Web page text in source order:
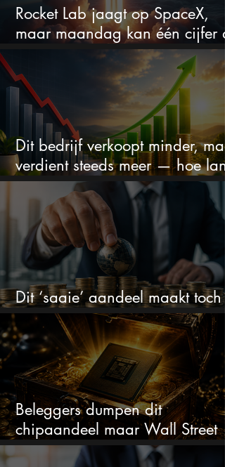
Rocket Lab jaagt op SpaceX,
maar maandag kan één cijfer
droom doorprikken?
Dit bedrijf verkoopt minder,
verdient steeds meer — hoe
kan dit sprookje doorgaan?
Dit ‘saaie’ aandeel maakt toch
bizar veel winst
Beleggers dumpen dit
chipaandeel maar Wall Street
ziet een zeldzame koopkans